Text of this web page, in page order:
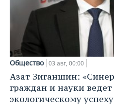
Общество 03 авг, 00:00
Азат Зиганшин:
граждан и науки
экологическому